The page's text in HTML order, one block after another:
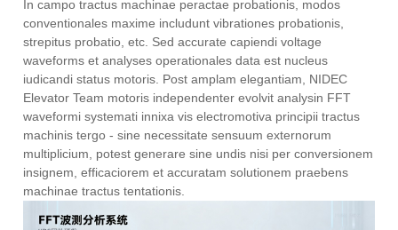
In campo tractus machinae peractae probationis, modos
conventionales maxime includunt vibrationes probationis,
strepitus probatio, etc. Sed accurate capiendi voltage
waveforms et analyses operationales data est nucleus
iudicandi status motoris. Post amplam elegantiam, NIDEC
Elevator Team motoris independenter evolvit analysin FFT
waveformi systemati innixa vis electromotiva principii tractus
machinis tergo - sine necessitate sensuum externorum
multiplicium, potest generare sine undis nisi per conversionem
insignem, efficaciorem et accuratam solutionem praebens
machinae tractus tentationis.